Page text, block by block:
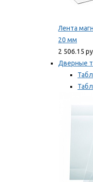
Лента
20 мм
2 506.15
Дверные